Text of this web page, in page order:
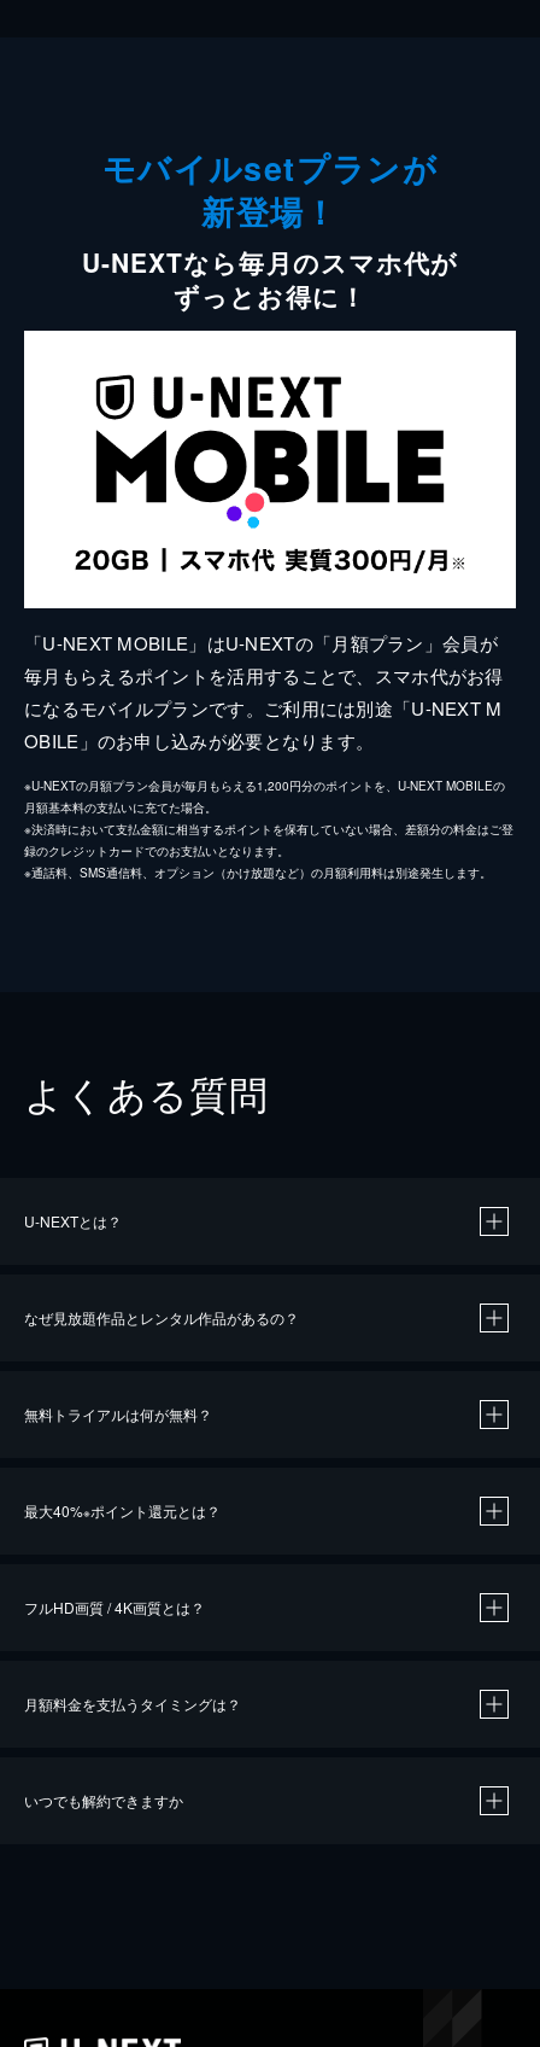
モバイルsetプランが
新登場！
U-NEXTなら毎月のスマホ代が
ずっとお得に！
「U-NEXT MOBILE」はU-NEXTの「月額プラン」会員が
毎月もらえるポイントを活用することで、スマホ代がお得
になるモバイルプランです。ご利用には別途「U-NEXT M
OBILE」のお申し込みが必要となります。
※U-NEXTの月額プラン会員が毎月もらえる1,200円分のポイントを、U-NEXT MOBILEの
月額基本料の支払いに充てた場合。
※決済時において支払金額に相当するポイントを保有していない場合、差額分の料金はご登
録のクレジットカードでのお支払いとなります。
※通話料、SMS通信料、オプション（かけ放題など）の月額利用料は別途発生します。
よくある質問
U-NEXTとは？
なぜ見放題作品とレンタル作品があるの？
無料トライアルは何が無料？
最大40%※ポイント還元とは？
※40％ポイント還元の対象は、クレジットカード決済による作品の購入 / レンタルです。
iOSアプリのUコイン決済による作品の購入 / レンタルは、20％のポイント還元です。
フルHD画質 / 4K画質とは？
月額料金を支払うタイミングは？
いつでも解約できますか